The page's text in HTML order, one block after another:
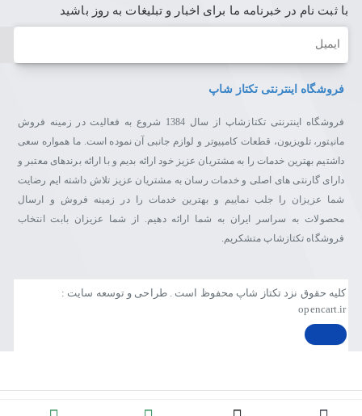
با ثبت نام در خبرنامه ما برای اخبار و تبلیغات به روز باشید
ایمیل
فروشگاه اینترنتی تکتاز شاپ
فروشگاه اینترنتی تکتازشاپ از سال 1384 شروع به فعالیت در زمینه فروش
مانیتور، تلویزیون، قطعات کامپیوتر و لوازم جانبی آن نموده است. ما همواره سعی
داشتیم بهترین خدمات را به مشتریان عزیز خود ارائه بدیم و با ارائه برندهای معتبر و
دارای گارنتی های اصلی و خدمات رسان به مشتریان عزیز تلاش داشته ایم رضایت
شما عزیزان را جلب نماییم و بهترین خدمات را در زمینه فروش و ارسال
محصولات به سراسر ایران به شما ارائه دهیم. از شما عزیزان بابت انتخاب
فروشگاه تکتازشاپ متشکریم.
کلیه حقوق نزد تکتاز شاپ محفوظ است . طراحی و توسعه سایت :
opencart.ir